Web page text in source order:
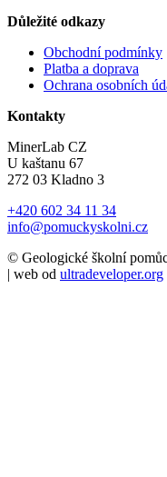
Důležité odkazy
Obchodní podmínky
Platba a doprava
Ochrana osobních
Kontakty
MinerLab CZ
U kaštanu 67
272 03 Kladno 3
+420 602 34 11 34
info@pomuckyskolni.cz
© Geologické školní
| web od ultradeveloper.org